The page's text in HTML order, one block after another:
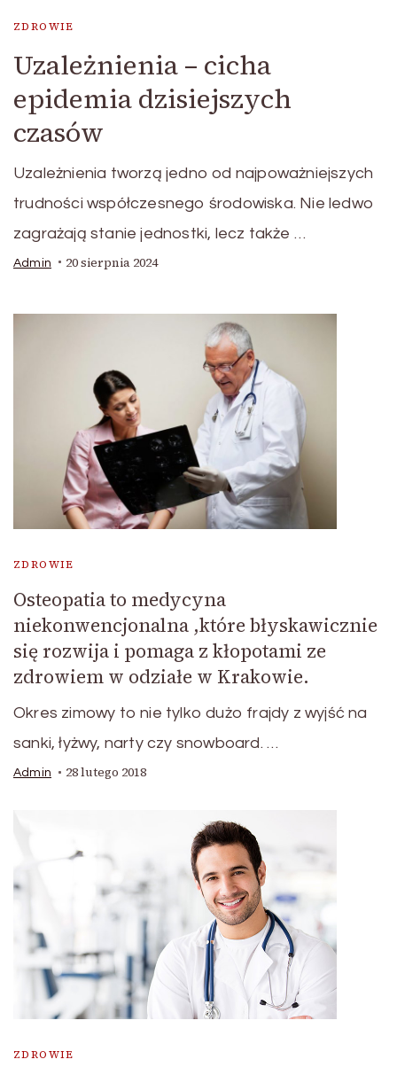
ZDROWIE
Uzależnienia – cicha
epidemia dzisiejszych
czasów
Uzależnienia tworzą jedno od najpoważniejszych
trudności współczesnego środowiska. Nie ledwo
zagrażają stanie jednostki, lecz także …
Admin 20 sierpnia 2024
ZDROWIE
Osteopatia to medycyna
niekonwencjonalna ,które błyskawicznie
się rozwija i pomaga z kłopotami ze
zdrowiem w odziałe w Krakowie.
Okres zimowy to nie tylko dużo frajdy z wyjść na
sanki, łyżwy, narty czy snowboard. …
Admin 28 lutego 2018
ZDROWIE